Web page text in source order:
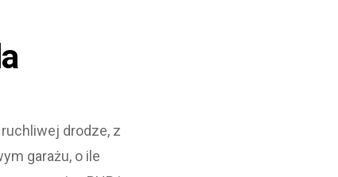
drodze, z
garażu, o ile